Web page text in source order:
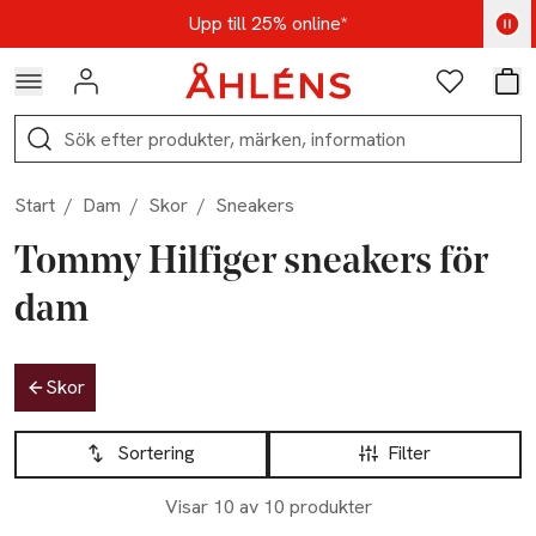
Hoppa till navigationsmenynUpp till 25% online*
Kod: AUG25 - Shoppa nu
Logga in Favoriter
Sök
Start / Dam / Skor / Sneakers
Tommy Hilfiger sneakers för
dam
Hoppa till produktsidan
Skor
Hoppa till produktsidan
Filter
Sortering
Visar 10 av 10 produkter
Lista över produkter